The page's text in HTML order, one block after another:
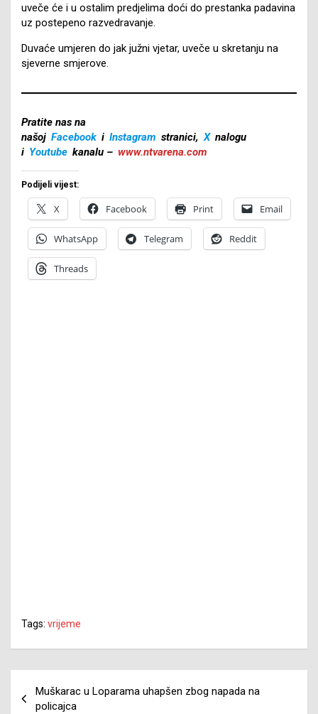
uveče će i u ostalim predjelima doći do prestanka padavina
uz postepeno razvedravanje.
Duvaće umjeren do jak južni vjetar, uveče u skretanju na
sjeverne smjerove.
Pratite nas na
našoj Facebook i Instagram stranici, X nalogu
i Youtube kanalu – www.ntvarena.com
Podijeli vijest:
X Facebook Print Email
WhatsApp Telegram Reddit
Threads
Tags: vrijeme
članaka
Muškarac u Loparama uhapšen zbog napada na
policajca